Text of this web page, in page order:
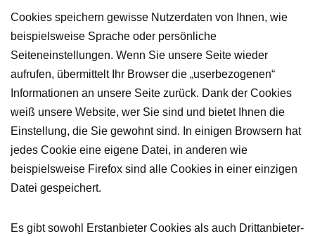
Cookies speichern gewisse Nutzerdaten von Ihnen, wie
beispielsweise Sprache oder persönliche
Seiteneinstellungen. Wenn Sie unsere Seite wieder
aufrufen, übermittelt Ihr Browser die „userbezogenen“
Informationen an unsere Seite zurück. Dank der Cookies
weiß unsere Website, wer Sie sind und bietet Ihnen die
Einstellung, die Sie gewohnt sind. In einigen Browsern hat
jedes Cookie eine eigene Datei, in anderen wie
beispielsweise Firefox sind alle Cookies in einer einzigen
Datei gespeichert.
Es gibt sowohl Erstanbieter Cookies als auch Drittanbieter-